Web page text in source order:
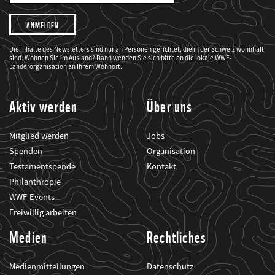
Adresse
Ich
möchte,
dass
der
WWF
mich
über
seine
Projekte
informiert.
Die Inhalte des Newsletters sind nur an Personen gerichtet, die in der Schweiz wohnhaft
sind. Wohnen Sie im Ausland? Dann wenden Sie sich bitte an die lokale WWF-
Länderorganisation an Ihrem Wohnort.
Aktiv werden
Mitglied werden
Spenden
Testamentspende
Philanthropie
WWF-Events
Freiwillig arbeiten
Über uns
Jobs
Organisation
Kontakt
Medien
Medienmitteilungen
Rechtliches
Datenschutz